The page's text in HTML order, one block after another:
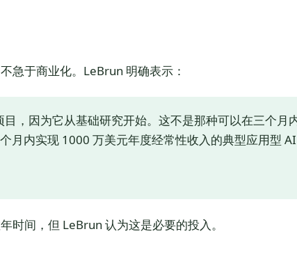
急于商业化。LeBrun 明确表示：
，因为它从基础研究开始。这不是那种可以在三个月
月内实现 1000 万美元年度经常性收入的典型应用型
时间，但 LeBrun 认为这是必要的投入。